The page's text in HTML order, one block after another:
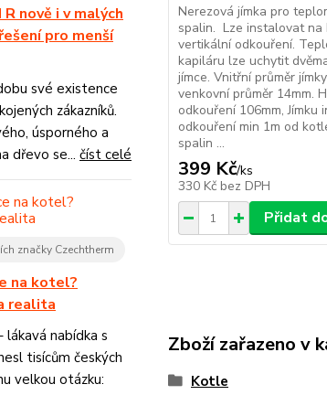
nově i v malých
pro menší
své existence
zákazníků.
úsporného a
dřevo se... číst celé
značky Czechtherm
na kotel?
realita
nabídka s
tisícům českých
velkou otázku:
Nerezová jímka pro
spalin. Lze instalovat na
vertikální odkouření.
kapiláru lze uchytit
jímce. Vnitřní průměr
venkovní průměr 14mm.
odkouření 106mm, Jímku
odkouření min 1m od
spalin ...
399 Kč/ks
330 Kč bez DPH
Přidat
Zboží zařazeno v
Kotle